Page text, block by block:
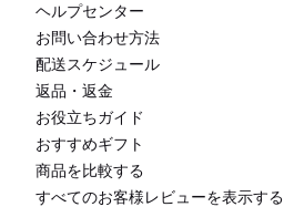
ヘルプセンター
お問い合わせ方法
配送スケジュール
返品・返金
お役立ちガイド
おすすめギフト
商品を比較する
すべてのお客様レビューを表示する